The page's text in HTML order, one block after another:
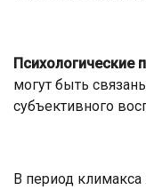
Психологические
могут быть
субъективного
В период